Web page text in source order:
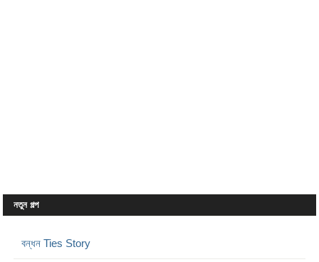
নতুন গল্প
বন্ধন Ties Story